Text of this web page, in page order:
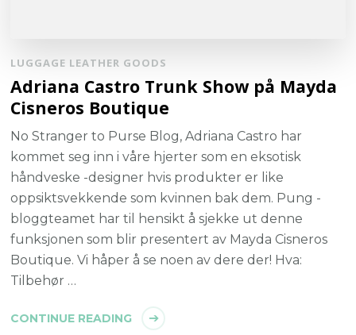
LUGGAGE LEATHER GOODS
Adriana Castro Trunk Show på Mayda
Cisneros Boutique
No Stranger to Purse Blog, Adriana Castro har
kommet seg inn i våre hjerter som en eksotisk
håndveske -designer hvis produkter er like
oppsiktsvekkende som kvinnen bak dem. Pung -
bloggteamet har til hensikt å sjekke ut denne
funksjonen som blir presentert av Mayda Cisneros
Boutique. Vi håper å se noen av dere der! Hva:
Tilbehør …
CONTINUE READING